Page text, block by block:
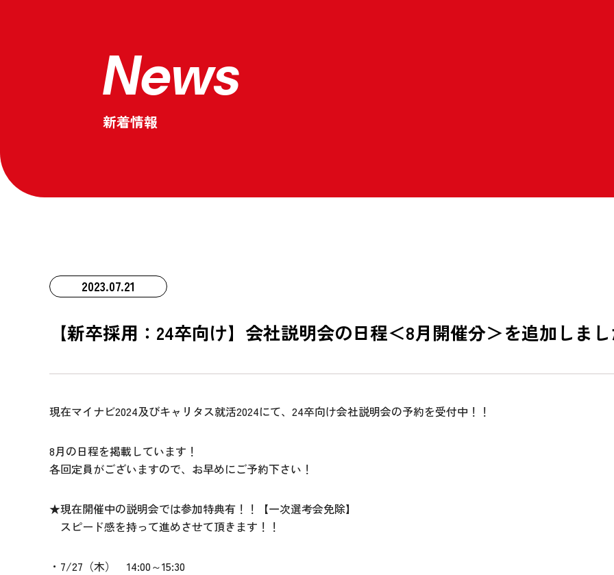
News
新着情報
2023.07.21
【新卒採用：24卒向け】会社説明会の日程＜8月開催分＞を追加し
現在マイナビ2024及びキャリタス就活2024にて、24卒向け会社説明会の予約を受付中！！
8月の日程を掲載しています！
各回定員がございますので、お早めにご予約下さい！
★現在開催中の説明会では参加特典有！！【一次選考会免除】
スピード感を持って進めさせて頂きます！！
・7/27（木） 14:00～15:30